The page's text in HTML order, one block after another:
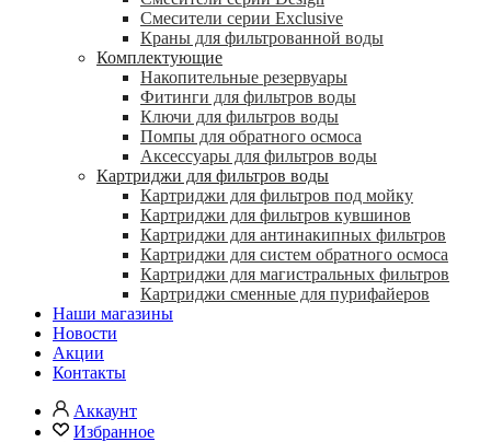
Смесители серии Exclusive
Краны для фильтрованной воды
Комплектующие
Накопительные резервуары
Фитинги для фильтров воды
Ключи для фильтров воды
Помпы для обратного осмоса
Аксессуары для фильтров воды
Картриджи для фильтров воды
Картриджи для фильтров под мойку
Картриджи для фильтров кувшинов
Картриджи для антинакипных фильтров
Картриджи для систем обратного осмоса
Картриджи для магистральных фильтров
Картриджи сменные для пурифайеров
Наши магазины
Новости
Акции
Контакты
Аккаунт
Избранное